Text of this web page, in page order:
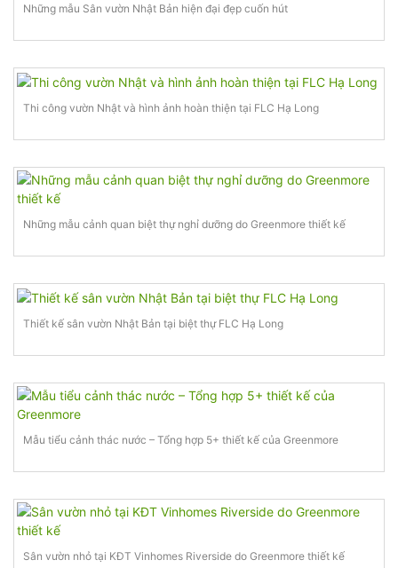
Những mẫu Sân vườn Nhật Bản hiện đại đẹp cuốn hút
Thi công vườn Nhật và hình ảnh hoàn thiện tại FLC Hạ Long
Những mẫu cảnh quan biệt thự nghỉ dưỡng do Greenmore thiết kế
Thiết kế sân vườn Nhật Bản tại biệt thự FLC Hạ Long
Mẫu tiểu cảnh thác nước – Tổng hợp 5+ thiết kế của Greenmore
Sân vườn nhỏ tại KĐT Vinhomes Riverside do Greenmore thiết kế